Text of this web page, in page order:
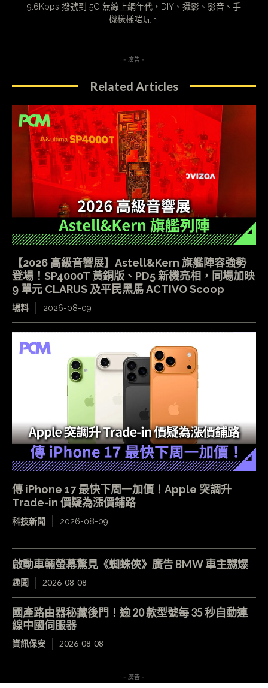
9.6Kbps 撥號到 5G 無線上網年代，DIY、攝影、影音、手
機樣樣啱玩。
- 廣告 -
Related Articles
【2026 高級音響展】Astell&Kern 旗艦陣容強勢
登場！SP4000T 黃銅版、PD5 新機亮相，同場加映
9 單元 CLARUS 及平民黑馬 ACTIVO Scoop
場料 2026-08-09
傳 iPhone 17 最快下周一加價！Apple 突調升
Trade-in 價疑為漲價鋪路
科技新聞 2026-08-09
啟動車輛螢幕驚見《蜘蛛俠》廣告 BMW 車主嬲爆
趣聞 2026-08-08
國產路由器秘藏後門！逾 20 款型號每 35 秒自動連
線中國伺服器
資訊保安 2026-08-08
- 廣告 -